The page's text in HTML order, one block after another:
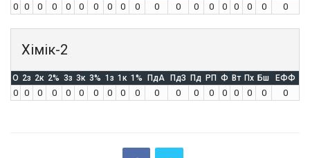
0 0 0 0 0 0 0 0 0 0 0 0 0 0 0 0 0 0 0
Хімік-2
O 2з 2к 2% 3з 3к 3% 1з 1к 1% ПдА ПдЗ Пд РП Ф Вт Пх Бш ЕФФ
0 0 0 0 0 0 0 0 0 0 0 0 0 0 0 0 0 0 0